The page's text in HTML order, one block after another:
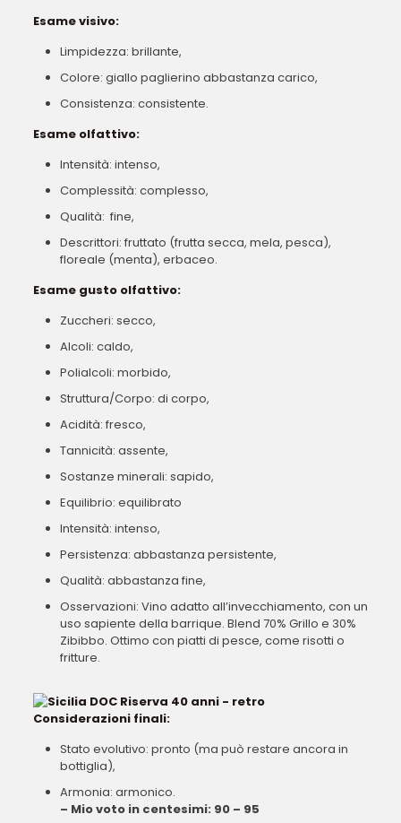
Esame visivo:
Limpidezza: brillante,
Colore: giallo paglierino abbastanza carico,
Consistenza: consistente.
Esame olfattivo:
Intensità: intenso,
Complessità: complesso,
Qualità: fine,
Descrittori: fruttato (frutta secca, mela, pesca),
floreale (menta), erbaceo.
Esame gusto olfattivo:
Zuccheri: secco,
Alcoli: caldo,
Polialcoli: morbido,
Struttura/Corpo: di corpo,
Acidità: fresco,
Tannicità: assente,
Sostanze minerali: sapido,
Equilibrio: equilibrato
Intensità: intenso,
Persistenza: abbastanza persistente,
Qualità: abbastanza fine,
Osservazioni: Vino adatto all’invecchiamento, con un
uso sapiente della barrique. Blend 70% Grillo e 30%
Zibibbo. Ottimo con piatti di pesce, come risotti o
fritture.
Considerazioni finali:
Stato evolutivo: pronto (ma può restare ancora in
bottiglia),
Armonia: armonico.
– Mio voto in centesimi: 90 – 95